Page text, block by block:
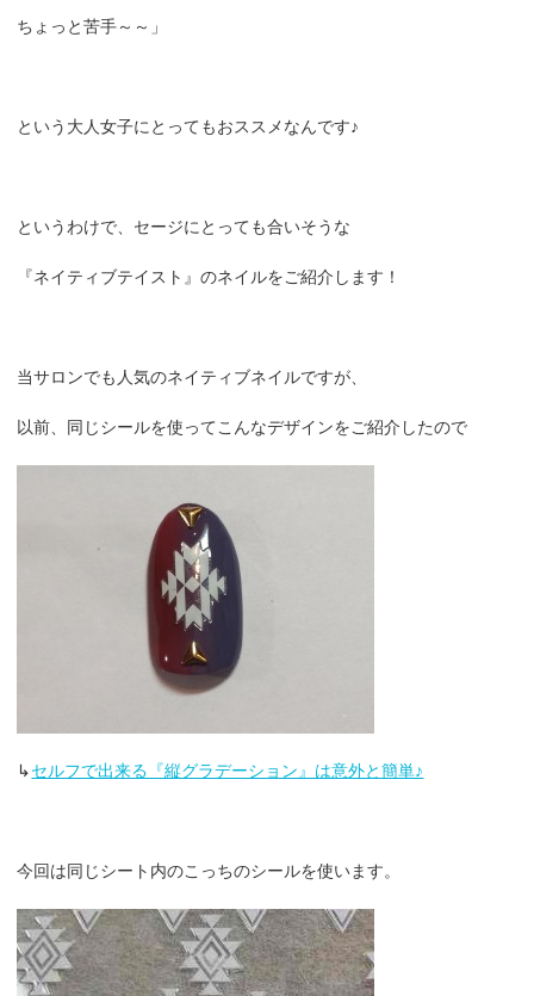
ちょっと苦手～～」
という大人女子にとってもおススメなんです♪
というわけで、セージにとっても合いそうな
『ネイティブテイスト』のネイルをご紹介します！
当サロンでも人気のネイティブネイルですが、
以前、同じシールを使ってこんなデザインをご紹介したので
↳セルフで出来る『縦グラデーション』は意外と簡単♪
今回は同じシート内のこっちのシールを使います。